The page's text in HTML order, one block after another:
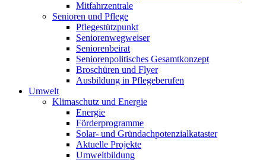
Mitfahrzentrale
Senioren und Pflege
Pflegestützpunkt
Seniorenwegweiser
Seniorenbeirat
Seniorenpolitisches Gesamtkonzept
Broschüren und Flyer
Ausbildung in Pflegeberufen
Umwelt
Klimaschutz und Energie
Energie
Förderprogramme
Solar- und Gründachpotenzialkataster
Aktuelle Projekte
Umweltbildung